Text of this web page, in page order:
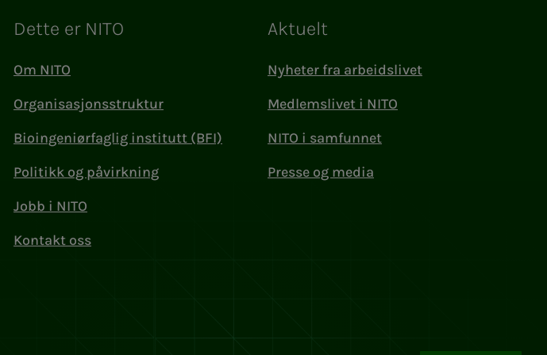
Dette er NITO
Om NITO
Organisasjonsstruktur
Bioingeniørfaglig institutt (BFI)
Politikk og påvirkning
Jobb i NITO
Kontakt oss
Aktuelt
Nyheter fra arbeidslivet
Medlemslivet i NITO
NITO i samfunnet
Presse og media